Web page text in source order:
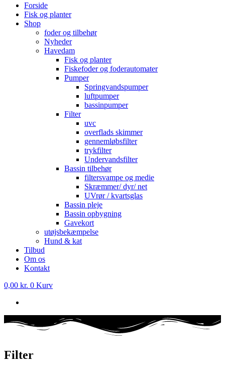
Forside
Fisk og planter
Shop
foder og tilbehør
Nyheder
Havedam
Fisk og planter
Fiskefoder og foderautomater
Pumper
Springvandspumper
luftpumper
bassinpumper
Filter
uvc
overflads skimmer
gennemløbsfilter
trykfilter
Undervandsfilter
Bassin tilbehør
filtersvampe og medie
Skræmmer/ dyr/ net
UVrør / kvartsglas
Bassin pleje
Bassin opbygning
Gavekort
utøjsbekæmpelse
Hund & kat
Tilbud
Om os
Kontakt
0,00 kr. 0 Kurv
Filter